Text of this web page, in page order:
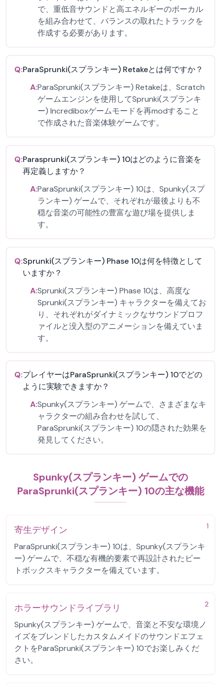
で、重低音サウンドと高エネルギーのボーカル
を組み合わせて、バランスの取れたトラックを
作成する必要があります。
Q:ParaSprunki(スプランキー) Retakeとは何ですか？
A:ParaSprunki(スプランキー) Retakeは、Scratch
ゲームエンジンを使用してSprunki(スプランキ
ー) Incrediboxゲームモードを再modすること
で作成された音楽体験ゲームです。
Q:Parasprunki(スプランキー) 10はどのように音楽を
再定義しますか？
A:ParaSprunki(スプランキー) 10は、Spunky(スプ
ランキー) ゲームで、それぞれが最後よりも不
穏な音楽の可能性の豊富な遊び場を提供しま
す。
Q:Sprunki(スプランキー) Phase 10は何を特徴として
いますか？
A:Sprunki(スプランキー) Phase 10は、高度な
Sprunki(スプランキー) キャラクターを備えてお
り、それぞれがダイナミックなサウンドプロフ
ァイルと没入型のアニメーションを備えていま
す。
Q:プレイヤーはParaSprunki(スプランキー) 10でどの
ように実験できますか？
A:Spunky(スプランキー) ゲームで、さまざまなキ
ャラクターの組み合わせを試して、
ParaSprunki(スプランキー) 10の隠された効果を
発見してください。
Spunky(スプランキー) ゲームでの
ParaSprunki(スプランキー) 10の主な機能
1
寄生デザイン
ParaSprunki(スプランキー) 10は、Spunky(スプランキ
ー) ゲームで、不穏な有機的要素で再設計されたビー
トボックスキャラクターを備えています。
2
ホラーサウンドライブラリ
Spunky(スプランキー) ゲームで、音楽と不安な環境ノ
イズをブレンドしたカスタムメイドのサウンドエフェ
クトをParaSprunki(スプランキー) 10でお楽しみくだ
さい。